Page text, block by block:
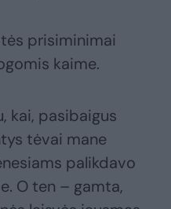
prisiminimai
kaime.
kai, pasibaigus
tėvai mane
palikdavo
O ten – gamta,